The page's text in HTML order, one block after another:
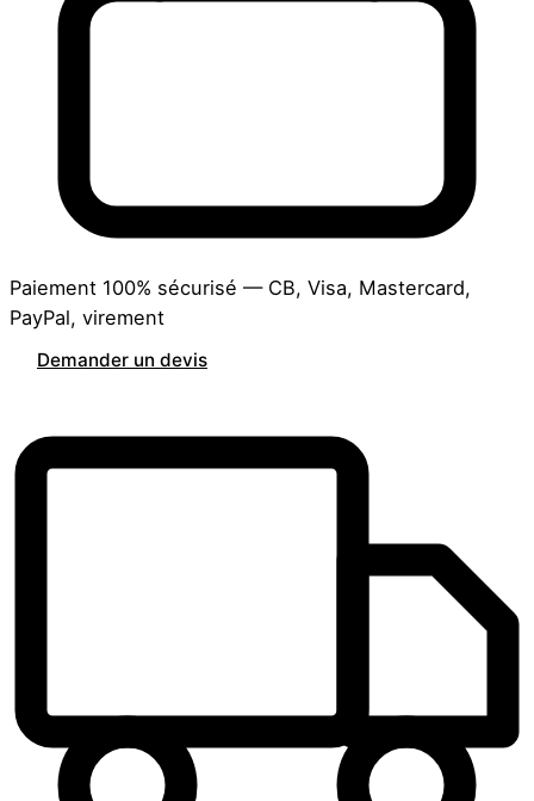
Paiement 100% sécurisé — CB, Visa, Mastercard,
PayPal, virement
Demander un devis